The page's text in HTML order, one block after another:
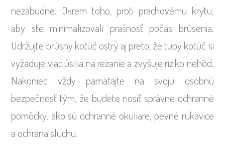
nezabudne. Okrem toho, proti prachovému krytu,
aby ste minimalizovali prašnosť počas brúsenia.
Udržujte brúsny kotúč ostrý aj preto, že tupý kotúč si
vyžaduje viac úsilia na rezanie a zvyšuje riziko nehôd.
Nakoniec vždy pamätajte na svoju osobnú
bezpečnosť tým, že budete nosiť správne ochranné
pomôcky, ako sú ochranné okuliare, pevné rukavice
a ochrana sluchu.